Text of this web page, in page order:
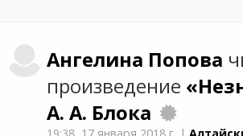
Ангелина Попова
произведение
А. А. Блока